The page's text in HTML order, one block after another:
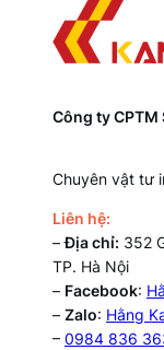
Công ty CPTM
Chuyên vật tư
Liên hệ:
–Địa chỉ: 352
TP. Hà Nội
– Facebook:
– Zalo: Hằng
– 0984 836